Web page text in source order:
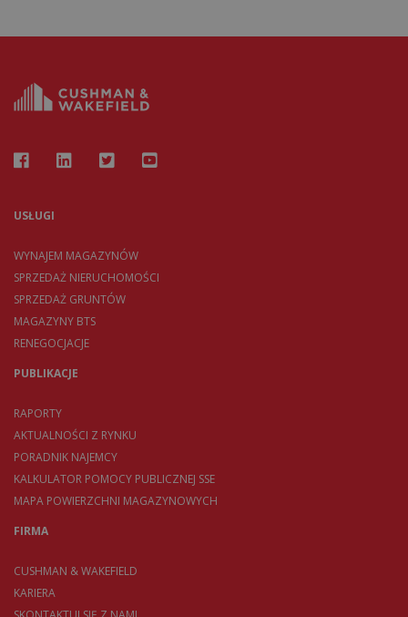
USŁUGI
WYNAJEM MAGAZYNÓW
SPRZEDAŻ NIERUCHOMOŚCI
SPRZEDAŻ GRUNTÓW
MAGAZYNY BTS
RENEGOCJACJE
PUBLIKACJE
RAPORTY
AKTUALNOŚCI Z RYNKU
PORADNIK NAJEMCY
KALKULATOR POMOCY PUBLICZNEJ SSE
MAPA POWIERZCHNI MAGAZYNOWYCH
FIRMA
CUSHMAN & WAKEFIELD
KARIERA